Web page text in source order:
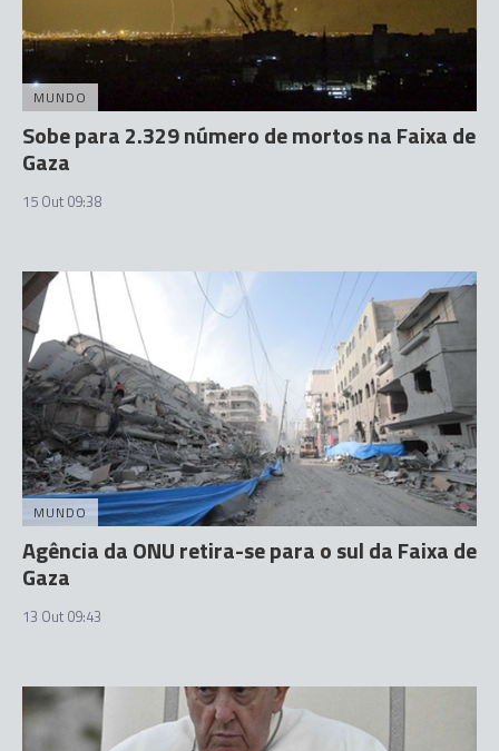
MUNDO
Sobe para 2.329 número de mortos na Faixa de
Gaza
15 Out 09:38
MUNDO
Agência da ONU retira-se para o sul da Faixa de
Gaza
13 Out 09:43